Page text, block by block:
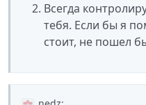
Всегда
тебя. Если бы я
стоит, не пошел